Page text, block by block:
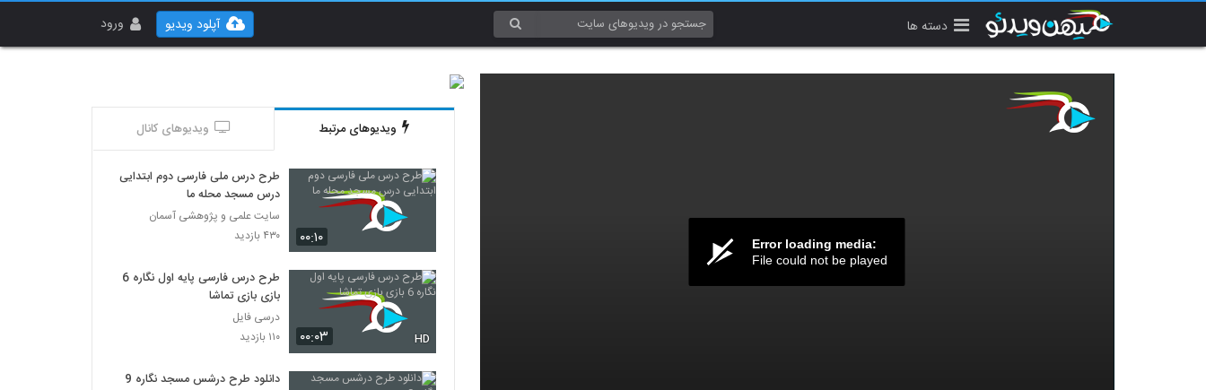
دسته ها ورود آپلود ویدیو
Error loading media:
File could not be played
ویدیوهای مرتبط ویدیوهای کانال
۰۰:۱۰
طرح درس ملی فارسی دوم ابتدایی
درس مسجد محله ما
سایت علمی و پژوهشی آسمان
۴۳۰ بازدید
۰۰:۰۳ HD
طرح درس فارسی پایه اول نگاره 6
بازی بازی تماشا
درسی فایل
۱۱۰ بازدید
دانلود طرح درشس مسجد نگاره 9